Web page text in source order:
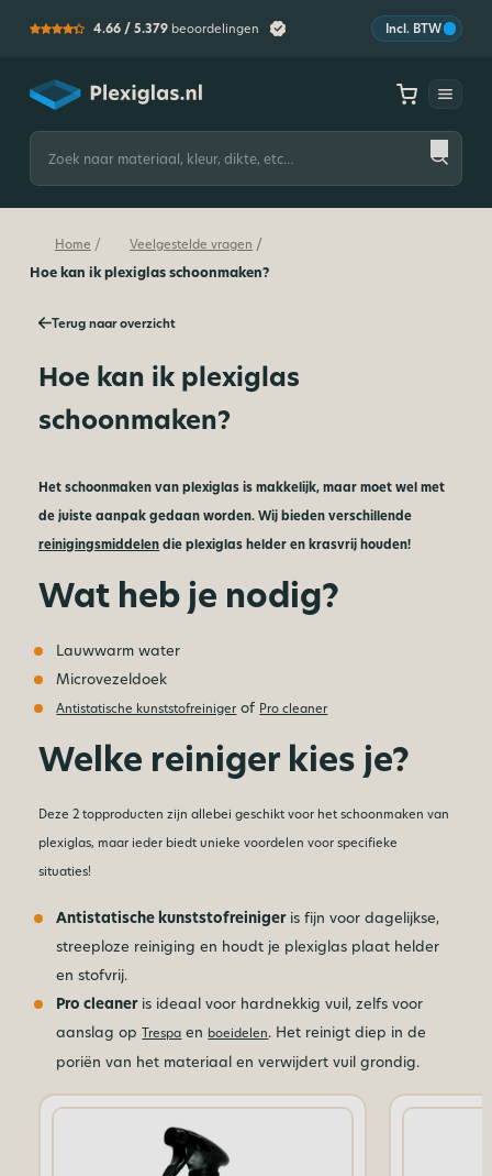
4.66 / 5.379 beoordelingen Incl. BTW
Plexiglas
Zoeken
naar:
Home / Veelgestelde vragen /
Hoe kan ik plexiglas schoonmaken?
Terug naar overzicht
Hoe kan ik plexiglas
schoonmaken?
Het schoonmaken van plexiglas is makkelijk, maar moet wel met
de juiste aanpak gedaan worden. Wij bieden verschillende
reinigingsmiddelendie plexiglas helder en krasvrij houden!
Wat heb je nodig?
Lauwwarm water
Microvezeldoek
Antistatische kunststofreiniger of Pro cleaner
Welke reiniger kies je?
Deze 2 topproducten zijn allebei geschikt voor het schoonmaken van
plexiglas, maar ieder biedt unieke voordelen voor specifieke
situaties!
Antistatische kunststofreinigeris fijn voor dagelijkse,
streeploze reiniging en houdt je plexiglas plaat helder
en stofvrij.
Pro cleaneris ideaal voor hardnekkig vuil, zelfs voor
aanslag opTrespa en boeidelen. Het reinigt diep in de
poriën van het materiaal en verwijdert vuil grondig.